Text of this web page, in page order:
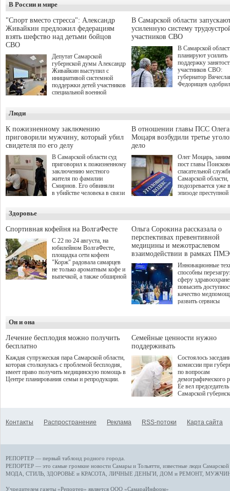
В России и мире
"Спорт вместо стресса": Александр
Живайкин предложил федерациям
взять шефство над детьми бойцов
СВО
Депутат Самарской
губернской думы Александр
Живайкин выступил с
инициативой системной
поддержки детей участников
специальной военной
"Помощь фронту и семьям
участников СВО", которая
прошла в Отрадном 7
августа.
В Самарской области
усиленную систему
участников СВО
В Самарской
планируют усилить
поддержку
участников СВО:
губернатор
Федорищев
на трудоустройство
спокойную
мирной жизни.
Люди
К пожизненному заключению
приговорили мужчину, который убил
свидетеля по его делу
В Самарской области суд
приговорил к пожизненному
заключению местного
жителя по фамилии
Смирнов. Его обвиняли
в убийстве человека в связи
В отношении главы ПСС Олега
Моцаря возбудили третье
дело
Олег Моцарь,
пост главы
спасательной
Самарской области,
подозревается уже
эпизоде преступной
а сам он
Здоровье
Спортивная кофейня на ВолгаФесте
С 22 по 24 августа, на
юбилейном ВолгаФесте,
площадка сети кофеен
"Корж" радовала самарцев
не только ароматным кофе и
выпечкой, а также обширной
Ольга Сорокина рассказала о
перспективах превентивной
медицины и межотраслевом
взаимодействии в рамках
Инновационные
способны
сферу
повысить
качество
развить сервисы
определенными
К ним можно
возникающие при
данными
более динамичного
проникновения
сегмент
отраслевое
рассказала Ольга
ходе сессии
качества жизни" в
ПМЭФ 2025. В
Он и она
Лечение бесплодия можно получить
бесплатно
Каждая супружеская пара Самарской области,
которая столкнулась с проблемой бесплодия,
имеет право получить медицинскую помощь в
Центре планирования семьи и репродукции.
Семейные ценности нужно
поддерживать
Состоялось
комиссии при
по вопросам
демографического
Ее вел председатель
Самарской
Контакты Распространение Реклама RSS-потоки Карта сайта
РЕПОРТЕР — первый таблоид родного города.
РЕПОРТЕР — это самые громкие новости Самары и Тольятти, известные люди
МОДА, СТИЛЬ ЗДОРОВЬЕ и КРАСОТА ЛИЧНЫЕ ДЕНЬГИ ДОМ и РЕМОНТ,
Учредителем газеты «Репортер» является ООО «СамараИнформ»